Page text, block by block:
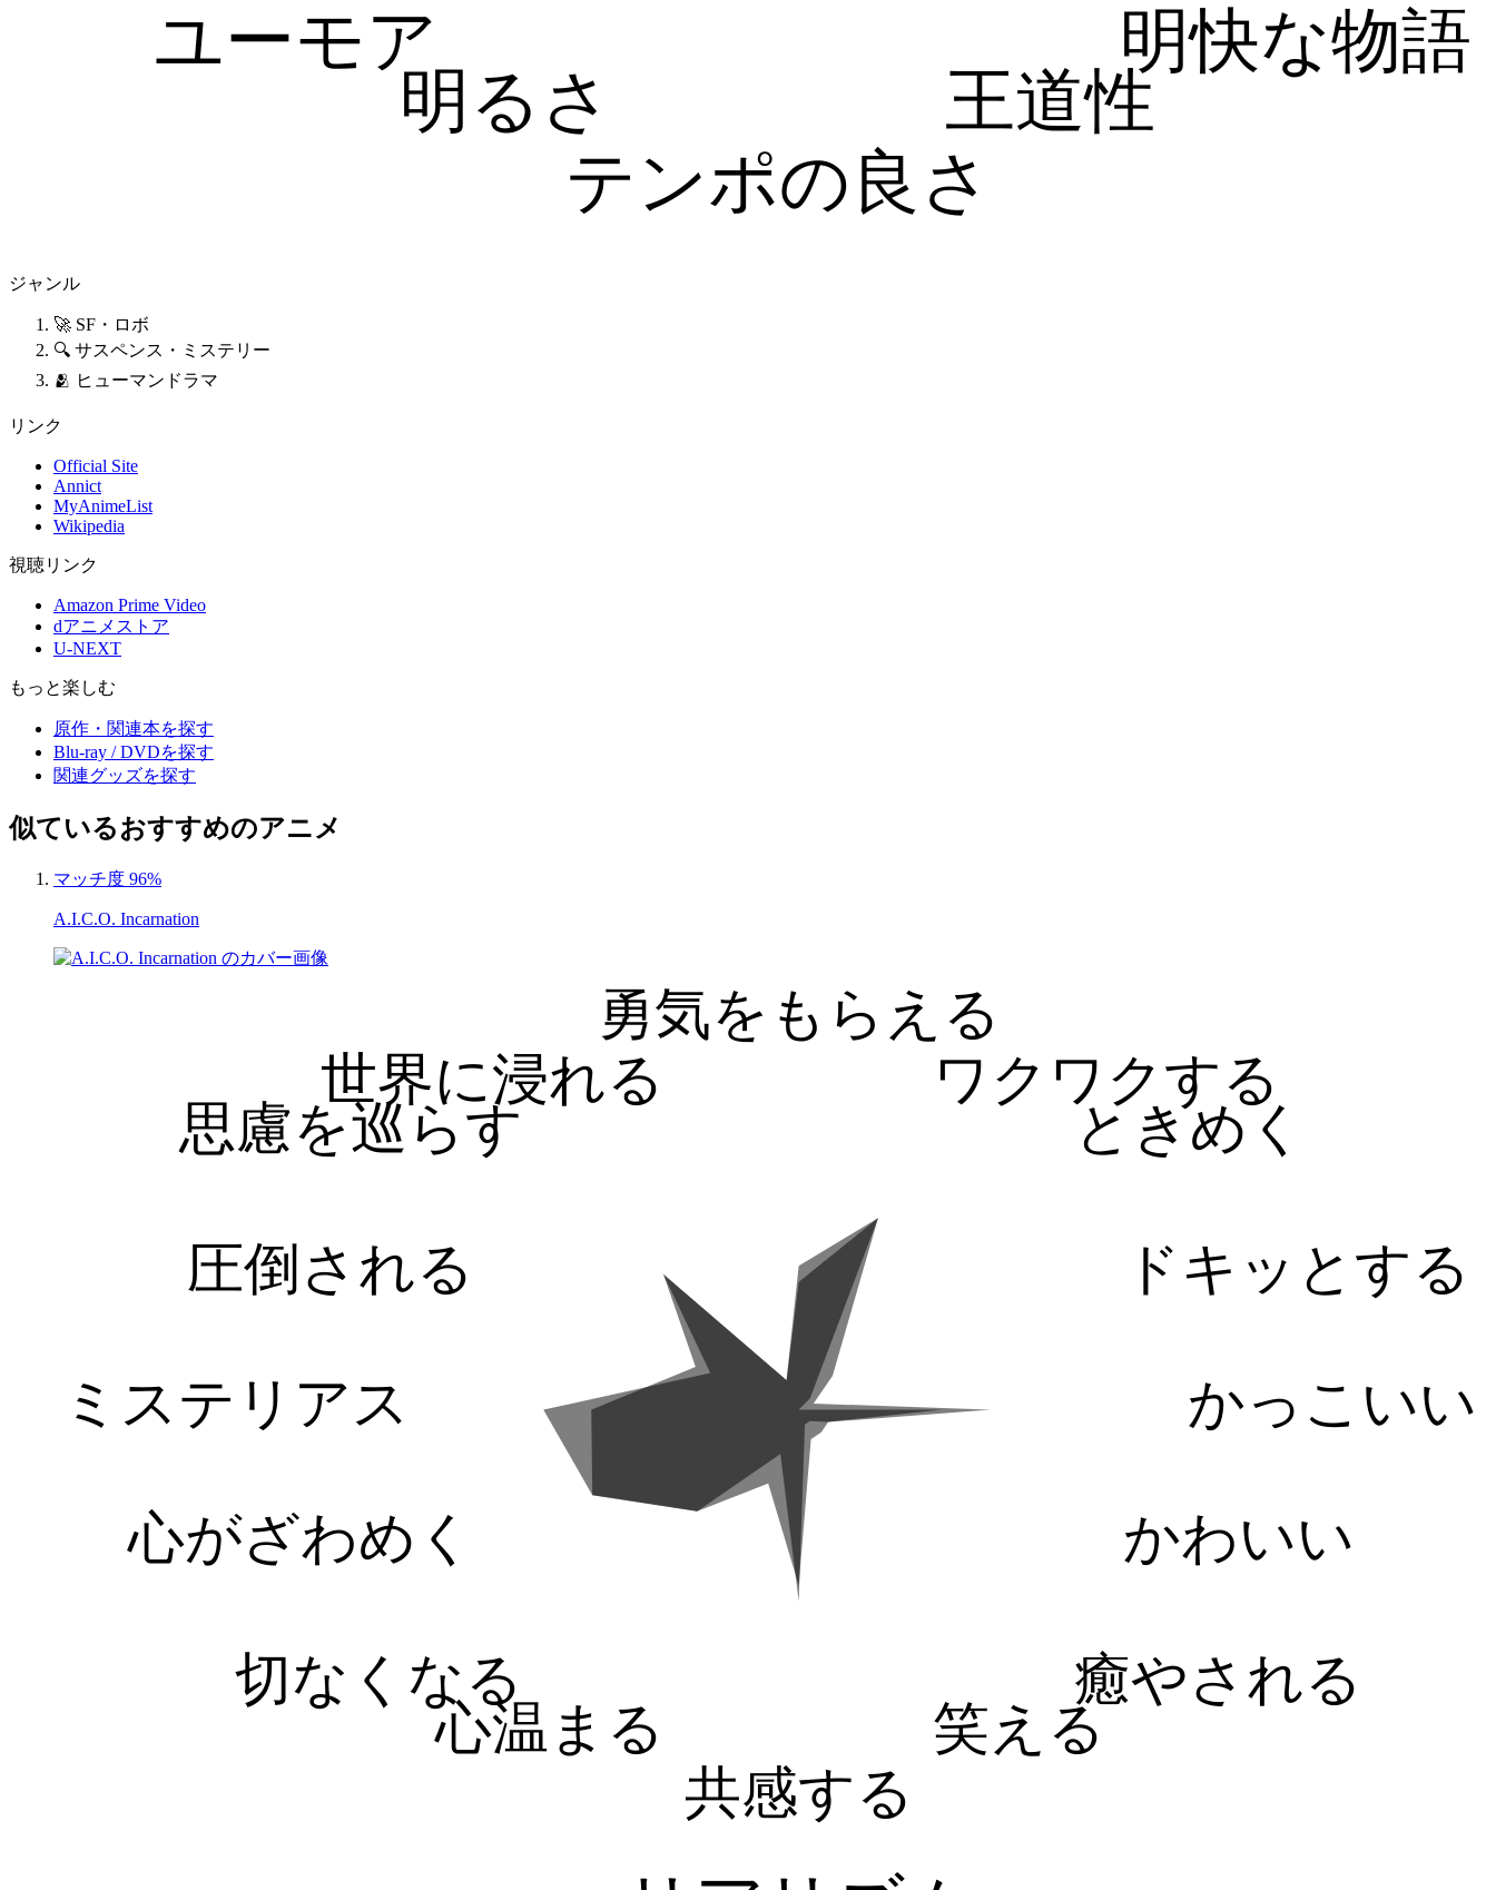
明快な物語
王道性
テンポの良さ
明るさ
ユーモア
ジャンル
🚀 SF・ロボ
🔍 サスペンス・ミステリー
🫂 ヒューマンドラマ
リンク
Official Site
Annict
MyAnimeList
Wikipedia
視聴リンク
Amazon Prime Video
dアニメストア
U-NEXT
もっと楽しむ
原作・関連本を探す
Blu-ray / DVDを探す
関連グッズを探す
似ているおすすめのアニメ
マッチ度 96%
A.I.C.O. Incarnation
勇気をもらえる
ワクワクする
ときめく
ドキッとする
かっこいい
かわいい
癒やされる
笑える
共感する
心温まる
切なくなる
心がざわめく
ミステリアス
圧倒される
思慮を巡らす
世界に浸れる